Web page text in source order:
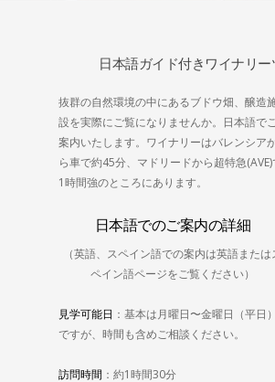
日本語ガイド付きワイナリー
抜群の自然環境の中にあるブドウ畑、醸造
設を実際にご覧になりませんか。日本語で
案内いたします。ワイナリーはバレンシア
ら車で約45分、マドリードから超特急(AVE)
1時間強のところにあります。
日本語でのご案内の詳細
（英語、スペイン語での案内は英語または
ペイン語ページをご覧ください）
見学可能日 ：基本は月曜日〜金曜日（平日）
ですが、時間も含めご相談ください。
訪問時間 ：約1時間30分